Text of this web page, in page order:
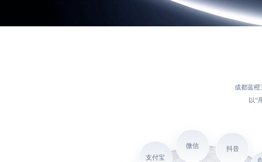
成都蓝
以“
支付宝
微信
抖音